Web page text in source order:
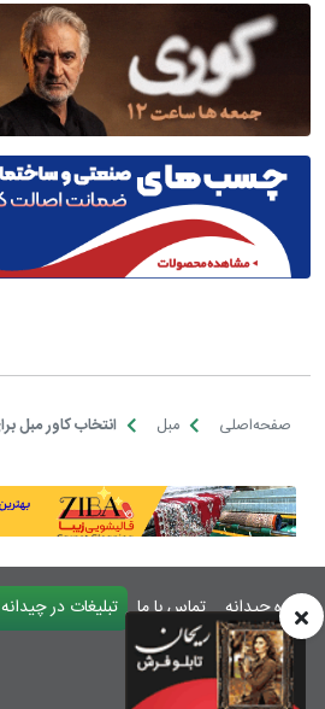
درباره چیدانه تماس با ما تبلیغات در چیدانه
ورود